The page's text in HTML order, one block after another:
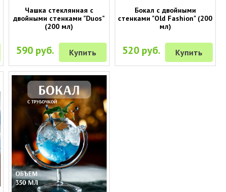
Чашка стеклянная с
двойными стенками "Duos"
(200 мл)
590 руб. Купить
Бокал с двойными
стенками "Old Fashion" (200
мл)
520 руб. Купить